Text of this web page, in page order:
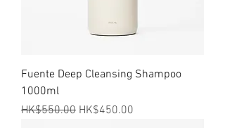
Fuente Deep Cleansing Shampoo
1000ml
一般價格
HK$550.00 促銷價格
HK$450.00